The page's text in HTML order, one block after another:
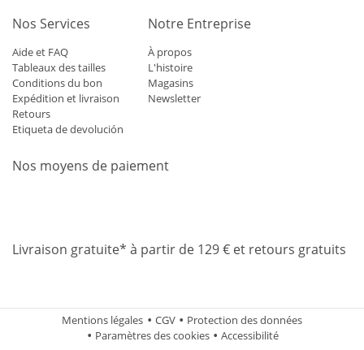
Nos Services
Aide et FAQ
Tableaux des tailles
Conditions du bon
Expédition et livraison
Retours
Etiqueta de devolución
Notre Entreprise
À propos
L'histoire
Magasins
Newsletter
Nos moyens de paiement
Livraison gratuite* à partir de 129 € et retours gratuits
Mentions légales CGV
Protection des données
Paramètres des cookies
Accessibilité